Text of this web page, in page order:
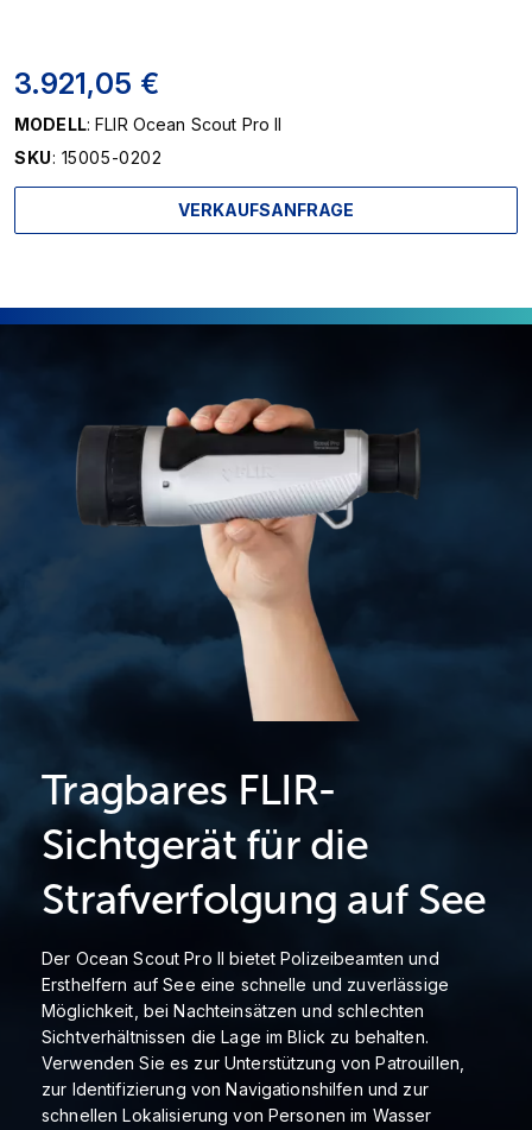
3.921,05 €
MODELL: FLIR Ocean Scout Pro II
SKU: 15005-0202
VERKAUFSANFRAGE
Tragbares FLIR-
Sichtgerät für die
Strafverfolgung auf See
Der Ocean Scout Pro II bietet Polizeibeamten und
Ersthelfern auf See eine schnelle und zuverlässige
Möglichkeit, bei Nachteinsätzen und schlechten
Sichtverhältnissen die Lage im Blick zu behalten.
Verwenden Sie es zur Unterstützung von Patrouillen,
zur Identifizierung von Navigationshilfen und zur
schnellen Lokalisierung von Personen im Wasser